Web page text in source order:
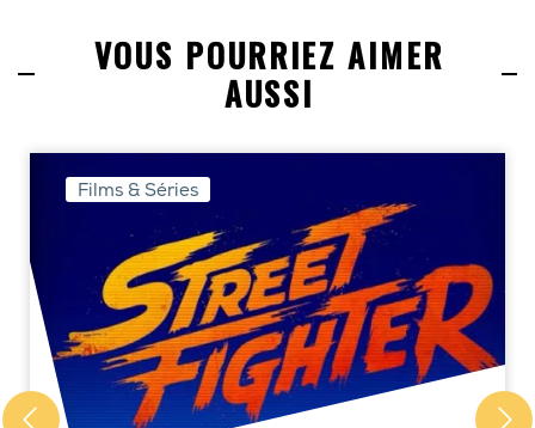
VOUS POURRIEZ AIMER
AUSSI
Films & Séries